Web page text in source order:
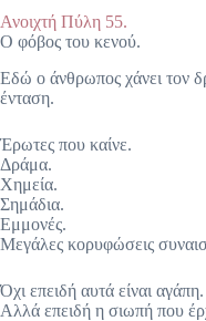
Ανοιχτή Πύλη 55.
Ο φόβος του κενού.
Εδώ ο άνθρωπος χάνει τον
ένταση.
Έρωτες που καίνε.
Δράμα.
Χημεία.
Σημάδια.
Εμμονές.
Μεγάλες κορυφώσεις
Όχι επειδή αυτά είναι αγάπη.
Αλλά επειδή η σιωπή που